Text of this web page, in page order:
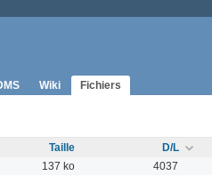
Wiki Fichiers
Taille D/L
137 ko 4037